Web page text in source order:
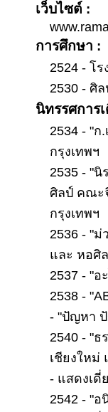
เว็บไซต์ :
การศึกษา :
2524 - โร
2530 - ศิ
นิทรรศการ
2534 - "ก
กรุงเทพฯ
2535 - "นิ
ศิลป์ คณะ
กรุงเทพฯ
2536 - "ม่
และ หอศิ
2537 - "อ
2538 -
- "ปัญหา
2540 - "
เชียงใหม่
- แสดงเดี่
2542 - "อ